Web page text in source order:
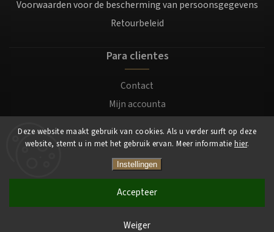
Deze website maakt gebruik van cookies. Als u verder surft op deze
website, stemt u in met het gebruik ervan. Meer informatie hier.
Instellingen
Weiger
Accepteer
Voorwaarden voor de bescherming van persoonsgegevens
Retourbeleid
Para clientes
Contact
Mijn accounta
Login
Mocafino.nl. Alle rechten voorbehouden.